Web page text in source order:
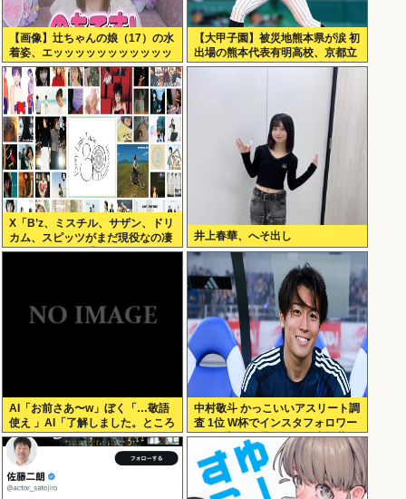
【画像】辻ちゃんの娘（17）の水
着姿、エッッッッッッッッッッッ
ッッ！
【大甲子園】被災地熊本県が涙 初
出場の熊本代表有明高校、京都立
命館に9回裏2アウトから逆転勝利
X「B’z、ミスチル、サザン、ドリ
カム、スピッツがまだ現役なの凄
いよな。今の歌手が30年後にやれ
井上春華、へそ出し
AI「お前さあ〜w」ぼく「…敬語
使え 」AI「了解しました。ところ
でお前はどう思いますか？」 これ
中村敬斗 かっこいいアスリート調
査 1位 W杯でインスタフォロワー
127万増 人気爆発 …2位 高橋藍 3
位 大谷翔平